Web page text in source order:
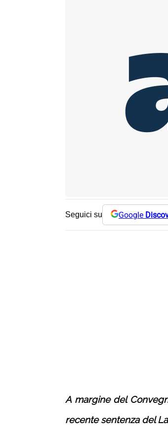
Seguici su Google
A margine del
recente sentenza del